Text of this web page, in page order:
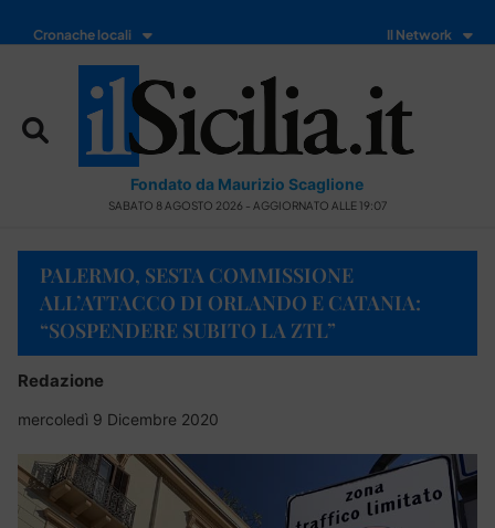
Cronache locali Il Network
Fondato da Maurizio Scaglione
SABATO 8 AGOSTO 2026 - AGGIORNATO ALLE 19:07
PALERMO, SESTA COMMISSIONE
ALL’ATTACCO DI ORLANDO E CATANIA:
“SOSPENDERE SUBITO LA ZTL”
Redazione
mercoledì 9 Dicembre 2020